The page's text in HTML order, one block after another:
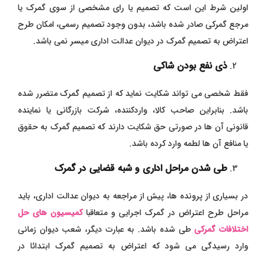
اولین شرط این است که تصمیم یا رای مشخصی از سوی گمرک یا
مرجع گمرکی صادر شده باشد، بدون وجود تصمیم رسمی، امکان طرح
اعتراض به تصمیم گمرک در دیوان عدالت اداری میسر نمی باشد.
ذی نفع بودن شاکی
فقط شخصی می تواند شکایت نماید که از تصمیم گمرک متضرر شده
باشد. بنابراین صاحب کالا، واردکننده، شرکت بازرگانی یا نماینده
قانونی آن ها در صورتی حق شکایت دارند که تصمیم گمرک به حقوق
یا منافع آن ها لطمه وارد کرده باشد.
طی شدن مراحل اداری و شبه قضایی در گمرک
در بسیاری از پرونده ها، پیش از مراجعه به دیوان عدالت اداری، باید
مراحل طرح اعتراض در گمرک اجرایی و متعاقباکمیسیون های حل
اختلافات گمرکیطی شده باشد. به عبارت دیگر، شعب دیوان زمانی
وارد رسیدگی می شود که اعتراض به تصمیم گمرک ابتدائا در